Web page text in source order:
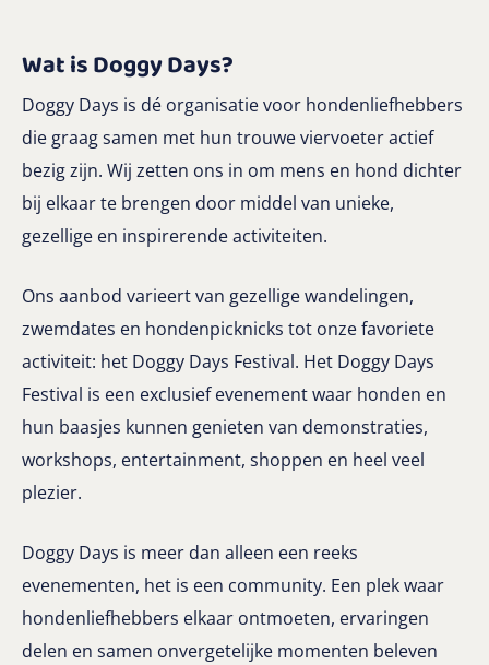
Wat is Doggy Days?
Doggy Days is dé organisatie voor hondenliefhebbers
die graag samen met hun trouwe viervoeter actief
bezig zijn. Wij zetten ons in om mens en hond dichter
bij elkaar te brengen door middel van unieke,
gezellige en inspirerende activiteiten.
Ons aanbod varieert van gezellige wandelingen,
zwemdates en hondenpicknicks tot onze favoriete
activiteit: het Doggy Days Festival. Het Doggy Days
Festival is een exclusief evenement waar honden en
hun baasjes kunnen genieten van demonstraties,
workshops, entertainment, shoppen en heel veel
plezier.
Doggy Days is meer dan alleen een reeks
evenementen, het is een community. Een plek waar
hondenliefhebbers elkaar ontmoeten, ervaringen
delen en samen onvergetelijke momenten beleven